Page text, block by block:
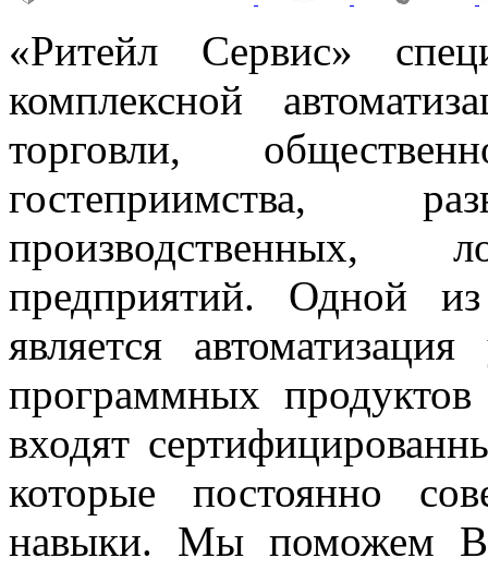
«Ритейл Сервис»
комплексной
торговли,
гостеприимства,
производственных,
предприятий. Одной
является
программных
входят
которые постоянно
навыки. Мы поможем